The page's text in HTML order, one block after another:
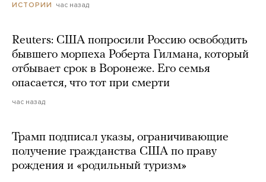
ИСТОРИИ час назад
Reuters: США попросили Россию освободить
бывшего морпеха Роберта Гилмана, который
отбывает срок в Воронеже. Его семья
опасается, что тот при смерти
час назад
Трамп подписал указы, ограничивающие
получение гражданства США по праву
рождения и «родильный туризм»